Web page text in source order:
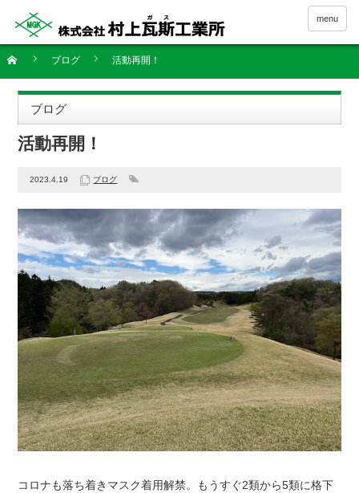
menu
ブログ 活動再開！
ブログ
活動再開！
2023.4.19 ブログ
コロナも落ち着きマスク着用解禁。もうすぐ2類から5類に格下